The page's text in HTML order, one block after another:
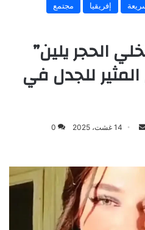
إفريقيا
مجتمع
الحجر يلين”
للجدل في
Send 14 غشت، 2025 0